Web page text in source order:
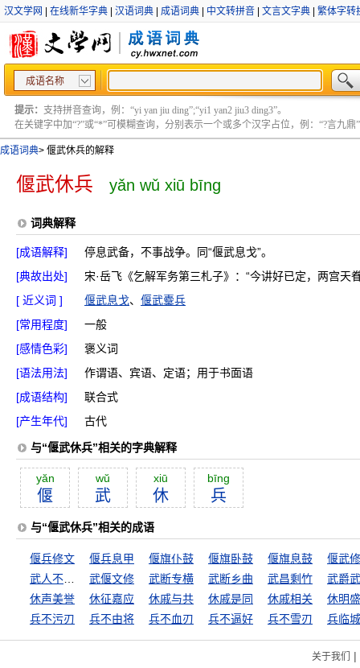
汉文学网 在线新华字典 汉语词典 成语词典 中文转拼音 文言文字典 繁体字转
成语名称
提示： 支持拼音查询，例：“yi yan jiu ding”;“yi1 yan2 jiu3 ding3”。
在关键字中加“?”或“*”可模糊查询，分别表示一个或多个汉字占位，例：“?言九鼎”
成语词典> 偃武休兵的解释
偃武休兵 yǎn wǔ xiū bīng
词典解释
[成语解释]
停息武备，不事战争。同“偃武息戈”。
[典故出处]
宋·岳飞《乞解军务第三札子》：“今讲好已定，两宫天
[ 近义词 ]
偃武息戈、 偃武櫜兵
[常用程度]
一般
[感情色彩]
褒义词
[语法用法]
作谓语、宾语、定语；用于书面语
[成语结构]
联合式
[产生年代]
古代
与“偃武休兵”相关的字典解释
yăn
偃
wŭ
武
xiū
休
bīng
兵
与“偃武休兵”相关的成语
偃兵修文 偃兵息甲 偃旗仆鼓 偃旗卧鼓 偃旗息鼓
偃武
武偃文修 武断专横 武断乡曲 武昌剩竹
武爵
休声美誉
休征嘉应 休戚与共 休戚是同 休戚相关
休明
兵不污刃
兵不由将 兵不血刃 兵不逼好 兵不雪刃 兵临
关于我们 |